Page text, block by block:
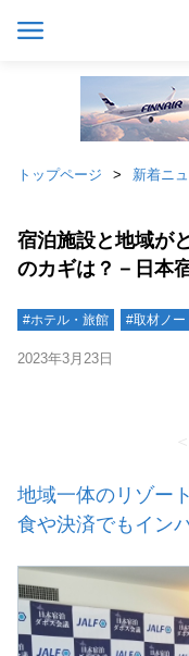
トップページ 新着ニ
宿泊施設と地域が
のカギは？－日本
#ホテル・旅館 #取材ノー
2023年3月23日
＜
地域一体のリゾー
食や決済でもイン